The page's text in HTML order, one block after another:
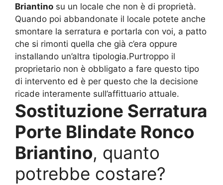
Briantino su un locale che non è di proprietà.
Quando poi abbandonate il locale potete anche
smontare la serratura e portarla con voi, a patto
che si rimonti quella che già c’era oppure
installando un’altra tipologia.Purtroppo il
proprietario non è obbligato a fare questo tipo
di intervento ed è per questo che la decisione
ricade interamente sull’affittuario attuale.
Sostituzione Serratura
Porte Blindate Ronco
Briantino, quanto
potrebbe costare?